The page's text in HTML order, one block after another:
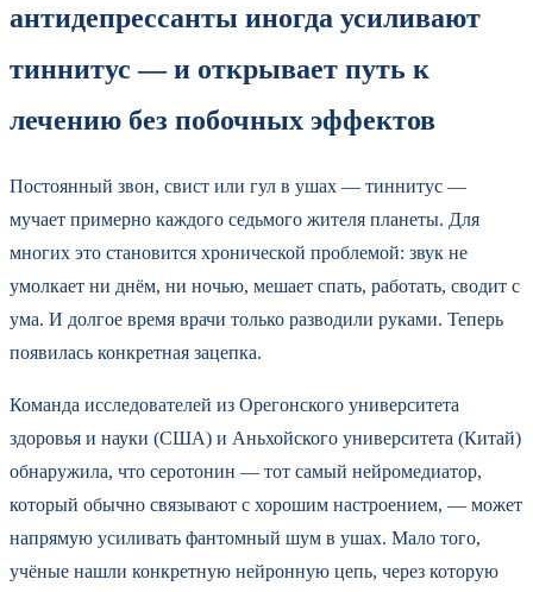
антидепрессанты иногда усиливают
тиннитус — и открывает путь к
лечению без побочных эффектов
Постоянный звон, свист или гул в ушах — тиннитус —
мучает примерно каждого седьмого жителя планеты. Для
многих это становится хронической проблемой: звук не
умолкает ни днём, ни ночью, мешает спать, работать, сводит с
ума. И долгое время врачи только разводили руками. Теперь
появилась конкретная зацепка.
Команда исследователей из Орегонского университета
здоровья и науки (США) и Аньхойского университета (Китай)
обнаружила, что серотонин — тот самый нейромедиатор,
который обычно связывают с хорошим настроением, — может
напрямую усиливать фантомный шум в ушах. Мало того,
учёные нашли конкретную нейронную цепь, через которую